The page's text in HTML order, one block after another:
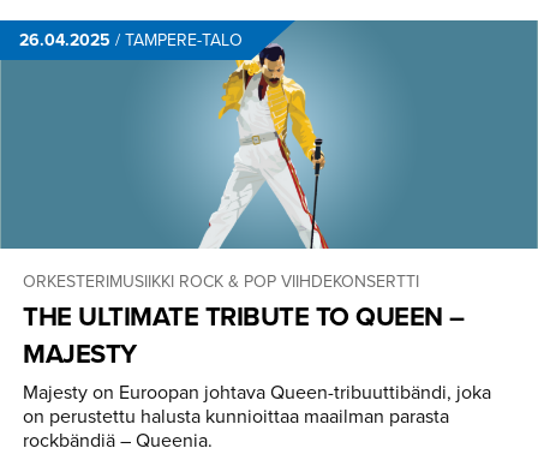
26.04.2025 / TAMPERE-TALO
ORKESTERIMUSIIKKI ROCK & POP VIIHDEKONSERTTI
THE ULTIMATE TRIBUTE TO QUEEN –
MAJESTY
Majesty on Euroopan johtava Queen-tribuuttibändi, joka
on perustettu halusta kunnioittaa maailman parasta
rockbändiä – Queenia.